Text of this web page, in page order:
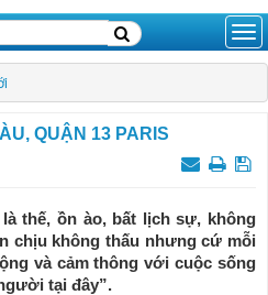
QUẬN 13 PARIS
thế, ồn ào, bất lịch sự, không
chịu không thấu nhưng cứ mỗi
và cảm thông với cuộc sống
tại đây”.